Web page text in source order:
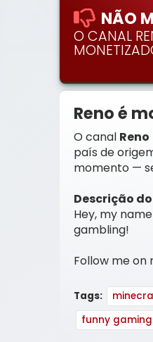
NÃO
O CANAL
Reno é
O canal Reno
país de
momento —
Descrição
Hey, my
gambling!
Follow me on
Tags:
funny gaming